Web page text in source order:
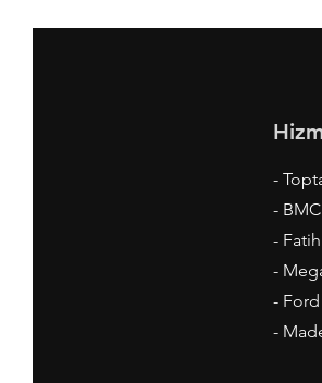
-
-
-
-
-
-